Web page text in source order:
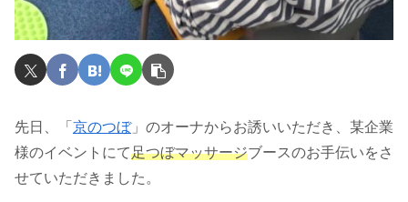
先日、「 京のつぼ」のオーナからお誘いいただき、某企業
様のイベントにて足つぼマッサージブースのお手伝いをさ
せていただきました。